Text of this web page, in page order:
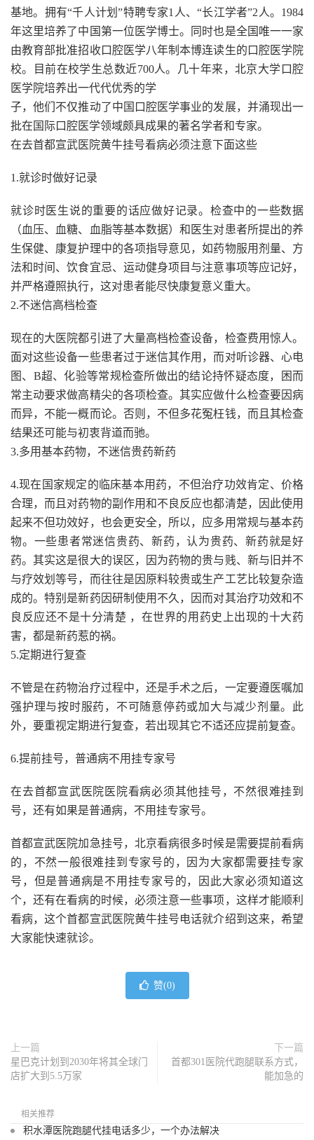
基地。拥有“千人计划”特聘专家1人、“长江学者”2人。1984
年这里培养了中国第一位医学博士。同时也是全国唯一一家
由教育部批准招收口腔医学八年制本博连读生的口腔医学院
校。目前在校学生总数近700人。几十年来，北京大学口腔
医学院培养出一代代优秀的学
子，他们不仅推动了中国口腔医学事业的发展，并涌现出一
批在国际口腔医学领域颇具成果的著名学者和专家。
在去首都宣武医院黄牛挂号看病必须注意下面这些
1.就诊时做好记录
就诊时医生说的重要的话应做好记录。检查中的一些数据
（血压、血糖、血脂等基本数据）和医生对患者所提出的养
生保健、康复护理中的各项指导意见，如药物服用剂量、方
法和时间、饮食宜忌、运动健身项目与注意事项等应记好，
并严格遵照执行，这对患者能尽快康复意义重大。
2.不迷信高档检查
现在的大医院都引进了大量高档检查设备，检查费用惊人。
面对这些设备一些患者过于迷信其作用，而对听诊器、心电
图、B超、化验等常规检查所做出的结论持怀疑态度，困而
常主动要求做高精尖的各项检查。其实应做什么检查要因病
而异，不能一概而论。否则，不但多花冤枉钱，而且其检查
结果还可能与初衷背道而驰。
3.多用基本药物，不迷信贵药新药
4.现在国家规定的临床基本用药，不但治疗功效肯定、价格
合理，而且对药物的副作用和不良反应也都清楚，因此使用
起来不但功效好，也会更安全，所以，应多用常规与基本药
物。一些患者常迷信贵药、新药，认为贵药、新药就是好
药。其实这是很大的误区，因为药物的贵与贱、新与旧并不
与疗效划等号，而往往是因原料较贵或生产工艺比较复杂造
成的。特别是新药因研制使用不久，因而对其治疗功效和不
良反应还不是十分清楚 ，在世界的用药史上出现的十大药
害，都是新药惹的祸。
5.定期进行复查
不管是在药物治疗过程中，还是手术之后，一定要遵医嘱加
强护理与按时服药，不可随意停药或加大与减少剂量。此
外，要重视定期进行复查，若出现其它不适还应提前复查。
6.提前挂号，普通病不用挂专家号
在去首都宣武医院医院看病必须其他挂号，不然很难挂到
号，还有如果是普通病，不用挂专家号。
首都宣武医院加急挂号，北京看病很多时候是需要提前看病
的，不然一般很难挂到专家号的，因为大家都需要挂专家
号，但是普通病是不用挂专家号的，因此大家必须知道这
个，还有在看病的时候，必须注意一些事项，这样才能顺利
看病，这个首都宣武医院黄牛挂号电话就介绍到这来，希望
大家能快速就诊。
赞(0)
上一篇
星巴克计划到2030年将其全球门
店扩大到5.5万家
下一篇
首都301医院代跑腿联系方式，
能加急的
相关推荐
积水潭医院跑腿代挂电话多少，一个办法解决